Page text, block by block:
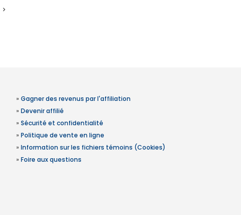
» Gagner des revenus par l'affiliation
» Devenir affilié
» Sécurité et confidentialité
» Politique de vente en ligne
» Information sur les fichiers témoins (Cookies)
» Foire aux questions